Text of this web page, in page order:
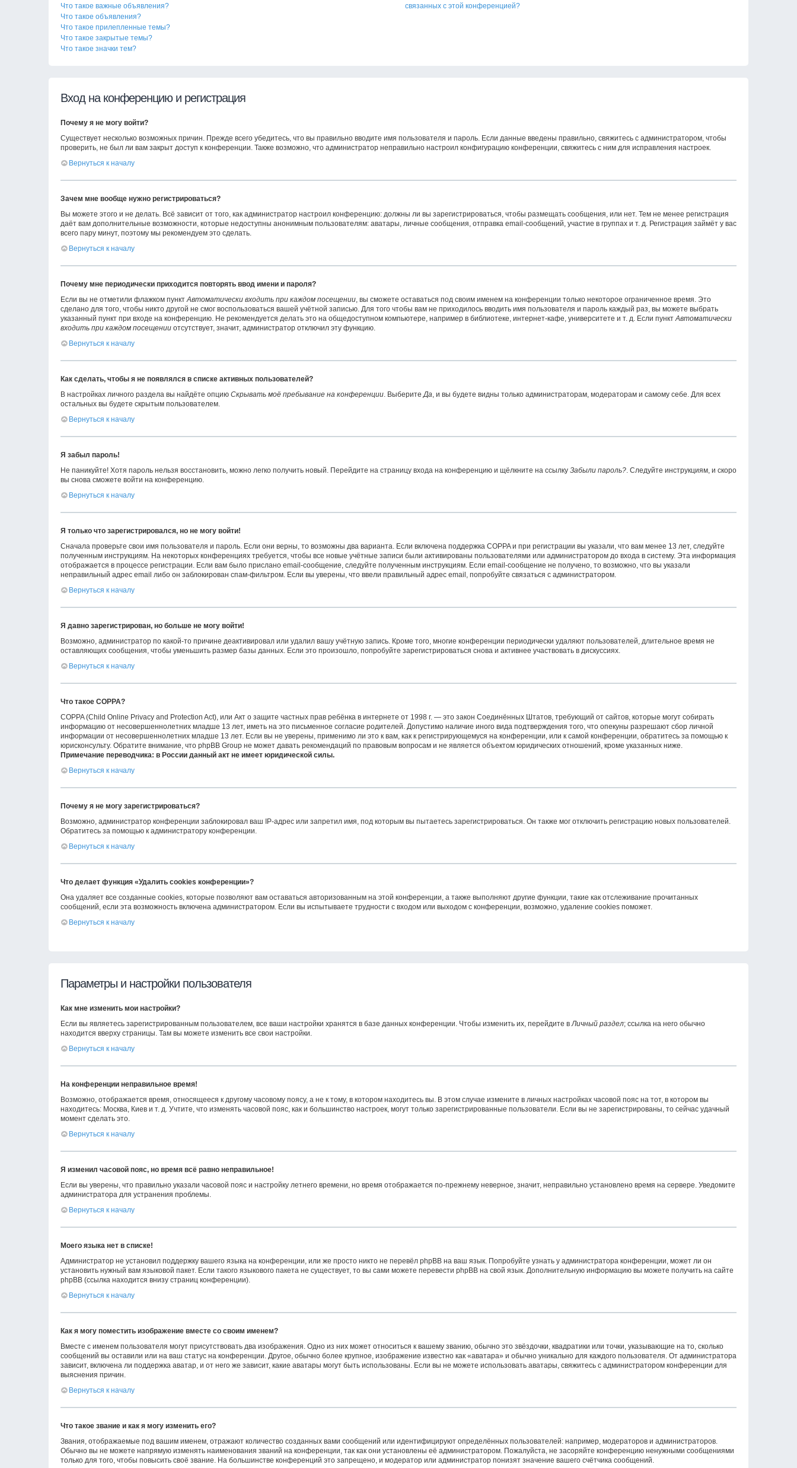
Что такое важные объявления?
Что такое объявления?
Что такое прилепленные темы?
Что такое закрытые темы?
Что такое значки тем?
связанных с этой конференцией?
Вход на конференцию и регистрация
Почему я не могу войти?
Существует несколько возможных причин. Прежде всего убедитесь, что вы правильно вводите имя пользователя и пароль. Если данные введены правильно, свяжитесь с администратором, чтобы
проверить, не был ли вам закрыт доступ к конференции. Также возможно, что администратор неправильно настроил конфигурацию конференции, свяжитесь с ним для исправления настроек.
Вернуться к началу
Зачем мне вообще нужно регистрироваться?
Вы можете этого и не делать. Всё зависит от того, как администратор настроил конференцию: должны ли вы зарегистрироваться, чтобы размещать сообщения, или нет. Тем не менее регистрация
даёт вам дополнительные возможности, которые недоступны анонимным пользователям: аватары, личные сообщения, отправка email-сообщений, участие в группах и т. д. Регистрация займёт у вас
всего пару минут, поэтому мы рекомендуем это сделать.
Вернуться к началу
Почему мне периодически приходится повторять ввод имени и пароля?
Если вы не отметили флажком пунктАвтоматически входить при каждом посещении, вы сможете оставаться под своим именем на конференции только некоторое ограниченное время. Это
сделано для того, чтобы никто другой не смог воспользоваться вашей учётной записью. Для того чтобы вам не приходилось вводить имя пользователя и пароль каждый раз, вы можете выбрать
указанный пункт при входе на конференцию. Не рекомендуется делать это на общедоступном компьютере, например в библиотеке, интернет-кафе, университете и т. д. Если пунктАвтоматически
входить при каждом посещении отсутствует, значит, администратор отключил эту функцию.
Вернуться к началу
Как сделать, чтобы я не появлялся в списке активных пользователей?
В настройках личного раздела вы найдёте опцию Скрывать моё пребывание на конференции. ВыберитеДа, и вы будете видны только администраторам, модераторам и самому себе. Для всех
остальных вы будете скрытым пользователем.
Вернуться к началу
Я забыл пароль!
Не паникуйте! Хотя пароль нельзя восстановить, можно легко получить новый. Перейдите на страницу входа на конференцию и щёлкните на ссылку Забыли пароль?. Следуйте инструкциям, и скоро
вы снова сможете войти на конференцию.
Вернуться к началу
Я только что зарегистрировался, но не могу войти!
Сначала проверьте свои имя пользователя и пароль. Если они верны, то возможны два варианта. Если включена поддержка COPPA и при регистрации вы указали, что вам менее 13 лет, следуйте
полученным инструкциям. На некоторых конференциях требуется, чтобы все новые учётные записи были активированы пользователями или администратором до входа в систему. Эта информация
отображается в процессе регистрации. Если вам было прислано email-сообщение, следуйте полученным инструкциям. Если email-сообщение не получено, то возможно, что вы указали
неправильный адрес email либо он заблокирован спам-фильтром. Если вы уверены, что ввели правильный адрес email, попробуйте связаться с администратором.
Вернуться к началу
Я давно зарегистрирован, но больше не могу войти!
Возможно, администратор по какой-то причине деактивировал или удалил вашу учётную запись. Кроме того, многие конференции периодически удаляют пользователей, длительное время не
оставляющих сообщения, чтобы уменьшить размер базы данных. Если это произошло, попробуйте зарегистрироваться снова и активнее участвовать в дискуссиях.
Вернуться к началу
Что такое COPPA?
COPPA (Child Online Privacy and Protection Act), или Акт о защите частных прав ребёнка в интернете от 1998 г. — это закон Соединённых Штатов, требующий от сайтов, которые могут собирать
информацию от несовершеннолетних младше 13 лет, иметь на это письменное согласие родителей. Допустимо наличие иного вида подтверждения того, что опекуны разрешают сбор личной
информации от несовершеннолетних младше 13 лет. Если вы не уверены, применимо ли это к вам, как к регистрирующемуся на конференции, или к самой конференции, обратитесь за помощью к
юрисконсульту. Обратите внимание, что phpBB Group не может давать рекомендаций по правовым вопросам и не является объектом юридических отношений, кроме указанных ниже.
Примечание переводчика: в России данный акт не имеет юридической силы.
Вернуться к началу
Почему я не могу зарегистрироваться?
Возможно, администратор конференции заблокировал ваш IP-адрес или запретил имя, под которым вы пытаетесь зарегистрироваться. Он также мог отключить регистрацию новых пользователей.
Обратитесь за помощью к администратору конференции.
Вернуться к началу
Что делает функция «Удалить cookies конференции»?
Она удаляет все созданные cookies, которые позволяют вам оставаться авторизованным на этой конференции, а также выполняют другие функции, такие как отслеживание прочитанных
сообщений, если эта возможность включена администратором. Если вы испытываете трудности с входом или выходом с конференции, возможно, удаление cookies поможет.
Вернуться к началу
Параметры и настройки пользователя
Как мне изменить мои настройки?
Если вы являетесь зарегистрированным пользователем, все ваши настройки хранятся в базе данных конференции. Чтобы изменить их, перейдите вЛичный раздел; ссылка на него обычно
находится вверху страницы. Там вы можете изменить все свои настройки.
Вернуться к началу
На конференции неправильное время!
Возможно, отображается время, относящееся к другому часовому поясу, а не к тому, в котором находитесь вы. В этом случае измените в личных настройках часовой пояс на тот, в котором вы
находитесь: Москва, Киев и т. д. Учтите, что изменять часовой пояс, как и большинство настроек, могут только зарегистрированные пользователи. Если вы не зарегистрированы, то сейчас удачный
момент сделать это.
Вернуться к началу
Я изменил часовой пояс, но время всё равно неправильное!
Если вы уверены, что правильно указали часовой пояс и настройку летнего времени, но время отображается по-прежнему неверное, значит, неправильно установлено время на сервере. Уведомите
администратора для устранения проблемы.
Вернуться к началу
Моего языка нет в списке!
Администратор не установил поддержку вашего языка на конференции, или же просто никто не перевёл phpBB на ваш язык. Попробуйте узнать у администратора конференции, может ли он
установить нужный вам языковой пакет. Если такого языкового пакета не существует, то вы сами можете перевести phpBB на свой язык. Дополнительную информацию вы можете получить на сайте
phpBB (ссылка находится внизу страниц конференции).
Вернуться к началу
Как я могу поместить изображение вместе со своим именем?
Вместе с именем пользователя могут присутствовать два изображения. Одно из них может относиться к вашему званию, обычно это звёздочки, квадратики или точки, указывающие на то, сколько
сообщений вы оставили или на ваш статус на конференции. Другое, обычно более крупное, изображение известно как «аватара» и обычно уникально для каждого пользователя. От администратора
зависит, включена ли поддержка аватар, и от него же зависит, какие аватары могут быть использованы. Если вы не можете использовать аватары, свяжитесь с администратором конференции для
выяснения причин.
Вернуться к началу
Что такое звание и как я могу изменить его?
Звания, отображаемые под вашим именем, отражают количество созданных вами сообщений или идентифицируют определённых пользователей: например, модераторов и администраторов.
Обычно вы не можете напрямую изменять наименования званий на конференции, так как они установлены её администратором. Пожалуйста, не засоряйте конференцию ненужными сообщениями
только для того, чтобы повысить своё звание. На большинстве конференций это запрещено, и модератор или администратор понизят значение вашего счётчика сообщений.